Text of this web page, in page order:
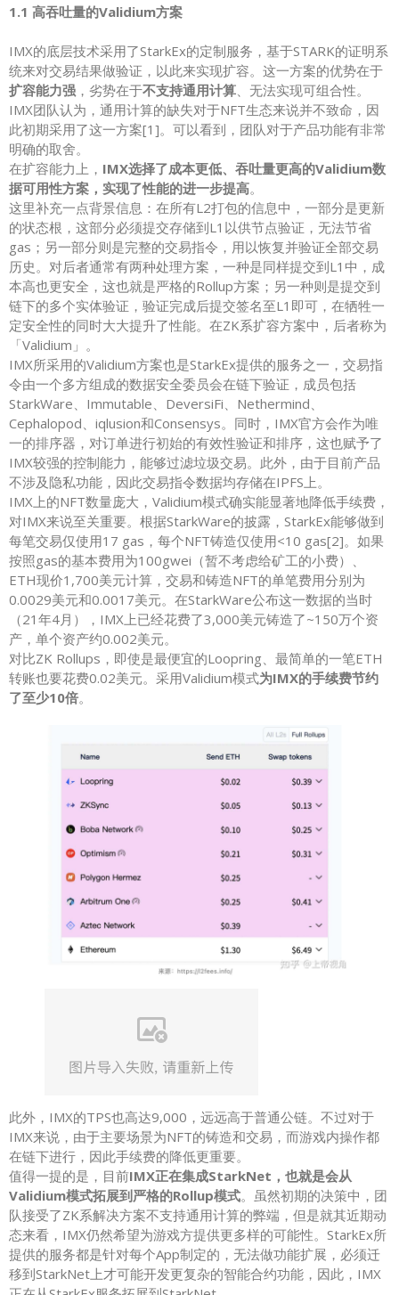
1.1 高吞吐量的Validium方案
IMX的底层技术采用了StarkEx的定制服务，基于STARK的证明系
统来对交易结果做验证，以此来实现扩容。这一方案的优势在于
扩容能力强 ，劣势在于不支持通用计算、无法实现可组合性。
IMX团队认为，通用计算的缺失对于NFT生态来说并不致命，因
此初期采用了这一方案[1]。可以看到，团队对于产品功能有非常
明确的取舍。
在扩容能力上， IMX选择了成本更低、吞吐量更高的Validium数
据可用性方案，实现了性能的进一步提高。
这里补充一点背景信息：在所有L2打包的信息中，一部分是更新
的状态根，这部分必须提交存储到L1以供节点验证，无法节省
gas；另一部分则是完整的交易指令，用以恢复并验证全部交易
历史。对后者通常有两种处理方案，一种是同样提交到L1中，成
本高也更安全，这也就是严格的Rollup方案；另一种则是提交到
链下的多个实体验证，验证完成后提交签名至L1即可，在牺牲一
定安全性的同时大大提升了性能。在ZK系扩容方案中，后者称为
「Validium」。
IMX所采用的Validium方案也是StarkEx提供的服务之一，交易指
令由一个多方组成的数据安全委员会在链下验证，成员包括
StarkWare、Immutable、DeversiFi、Nethermind、
Cephalopod、iqlusion和Consensys。同时，IMX官方会作为唯
一的排序器，对订单进行初始的有效性验证和排序，这也赋予了
IMX较强的控制能力，能够过滤垃圾交易。此外，由于目前产品
不涉及隐私功能，因此交易指令数据均存储在IPFS上。
IMX上的NFT数量庞大，Validium模式确实能显著地降低手续费，
对IMX来说至关重要。根据StarkWare的披露，StarkEx能够做到
每笔交易仅使用17 gas，每个NFT铸造仅使用<10 gas[2]。如果
按照gas的基本费用为100gwei（暂不考虑给矿工的小费）、
ETH现价1,700美元计算，交易和铸造NFT的单笔费用分别为
0.0029美元和0.0017美元。在StarkWare公布这一数据的当时
（21年4月），IMX上已经花费了3,000美元铸造了~150万个资
产，单个资产约0.002美元。
对比ZK Rollups，即使是最便宜的Loopring、最简单的一笔ETH
转账也要花费0.02美元。采用Validium模式为IMX的手续费节约
了至少10倍。
此外，IMX的TPS也高达9,000，远远高于普通公链。不过对于
IMX来说，由于主要场景为NFT的铸造和交易，而游戏内操作都
在链下进行，因此手续费的降低更重要。
值得一提的是，目前IMX正在集成StarkNet，也就是会从
Validium模式拓展到严格的Rollup模式。虽然初期的决策中，团
队接受了ZK系解决方案不支持通用计算的弊端，但是就其近期动
态来看，IMX仍然希望为游戏方提供更多样的可能性。StarkEx所
提供的服务都是针对每个App制定的，无法做功能扩展，必须迁
移到StarkNet上才可能开发更复杂的智能合约功能，因此，IMX